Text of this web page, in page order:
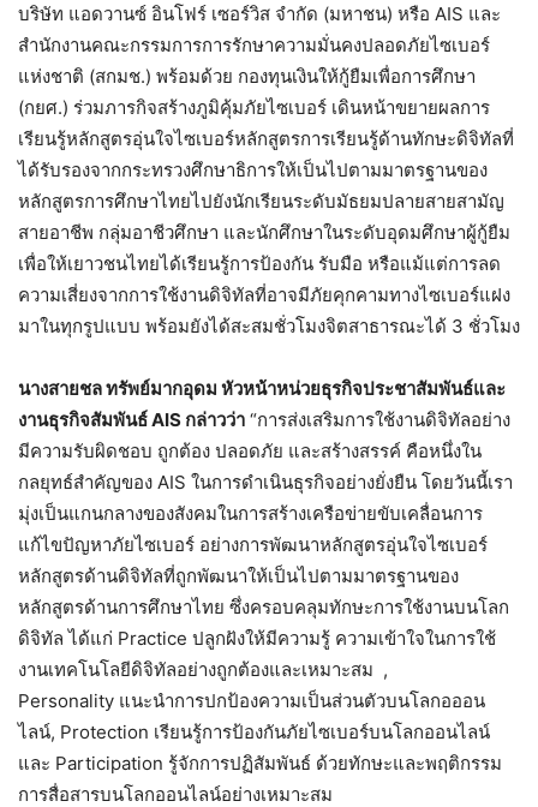
บริษัท แอดวานซ์ อินโฟร์ เซอร์วิส จำกัด (มหาชน) หรือ AIS และ
สำนักงานคณะกรรมการการรักษาความมั่นคงปลอดภัยไซเบอร์
แห่งชาติ (สกมช.) พร้อมด้วย กองทุนเงินให้กู้ยืมเพื่อการศึกษา
(กยศ.) ร่วมภารกิจสร้างภูมิคุ้มภัยไซเบอร์ เดินหน้าขยายผลการ
เรียนรู้หลักสูตรอุ่นใจไซเบอร์หลักสูตรการเรียนรู้ด้านทักษะดิจิทัลที่
ได้รับรองจากกระทรวงศึกษาธิการให้เป็นไปตามมาตรฐานของ
หลักสูตรการศึกษาไทยไปยังนักเรียนระดับมัธยมปลายสายสามัญ
สายอาชีพ กลุ่มอาชีวศึกษา และนักศึกษาในระดับอุดมศึกษาผู้กู้ยืม
เพื่อให้เยาวชนไทยได้เรียนรู้การป้องกัน รับมือ หรือแม้แต่การลด
ความเสี่ยงจากการใช้งานดิจิทัลที่อาจมีภัยคุกคามทางไซเบอร์แฝง
มาในทุกรูปแบบ พร้อมยังได้สะสมชั่วโมงจิตสาธารณะได้ 3 ชั่วโมง
นางสายชล ทรัพย์มากอุดม หัวหน้าหน่วยธุรกิจประชาสัมพันธ์และ
งานธุรกิจสัมพันธ์AIS กล่าวว่า “การส่งเสริมการใช้งานดิจิทัลอย่าง
มีความรับผิดชอบ ถูกต้อง ปลอดภัย และสร้างสรรค์ คือหนึ่งใน
กลยุทธ์สำคัญของ AIS ในการดำเนินธุรกิจอย่างยั่งยืน โดยวันนี้เรา
มุ่งเป็นแกนกลางของสังคมในการสร้างเครือข่ายขับเคลื่อนการ
แก้ไขปัญหาภัยไซเบอร์ อย่างการพัฒนาหลักสูตรอุ่นใจไซเบอร์
หลักสูตรด้านดิจิทัลที่ถูกพัฒนาให้เป็นไปตามมาตรฐานของ
หลักสูตรด้านการศึกษาไทย ซึ่งครอบคลุมทักษะการใช้งานบนโลก
ดิจิทัล ได้แก่ Practice ปลูกฝังให้มีความรู้ ความเข้าใจในการใช้
งานเทคโนโลยีดิจิทัลอย่างถูกต้องและเหมาะสม ,
Personality แนะนำการปกป้องความเป็นส่วนตัวบนโลกอออน
ไลน์, Protection เรียนรู้การป้องกันภัยไซเบอร์บนโลกออนไลน์
และ Participation รู้จักการปฏิสัมพันธ์ ด้วยทักษะและพฤติกรรม
การสื่อสารบนโลกออนไลน์อย่างเหมาะสม